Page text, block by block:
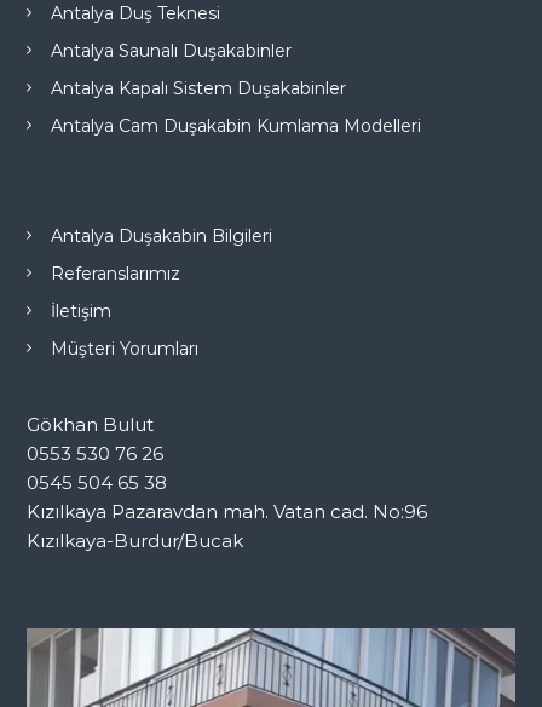
Antalya Duş Teknesi
Antalya Saunalı Duşakabinler
Antalya Kapalı Sistem Duşakabinler
Antalya Cam Duşakabin Kumlama Modelleri
Antalya Duşakabin Bilgileri
Referanslarımız
İletişim
Müşteri Yorumları
Gökhan Bulut
0553 530 76 26
0545 504 65 38
Kızılkaya Pazaravdan mah. Vatan cad. No:96
Kızılkaya-Burdur/Bucak
i